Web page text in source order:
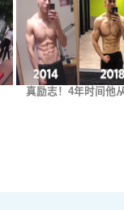
真励志！4年时间他